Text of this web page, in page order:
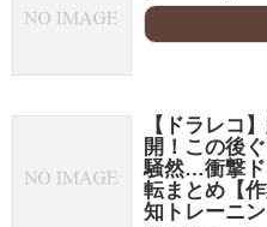
【ドラレコ
開！この後
騒然…衝撃ド
転まとめ【
知トレーニン